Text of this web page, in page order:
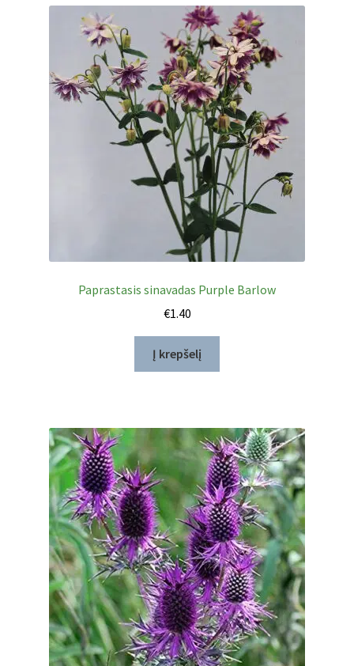
Paprastasis sinavadas Purple Barlow
€1.40
Į krepšelį